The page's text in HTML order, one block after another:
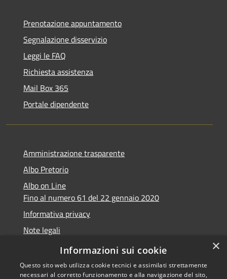
Prenotazione appuntamento
Segnalazione disservizio
Leggi le FAQ
Richiesta assistenza
Mail Box 365
Portale dipendente
Amministrazione trasparente
Albo Pretorio
Albo on Line
Fino al numero 61 del 22 gennaio 2020
Informativa privacy
Note legali
Dichiarazione di accessibilità
×
Informazioni sui cookie
Questo sito web utilizza cookie tecnici e assimilati strettamente
necessari al corretto funzionamento e alla navigazione del sito,